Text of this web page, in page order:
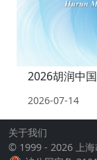
2026胡润中
2026-07-14
关于我们
© 1999 - 2026 上海